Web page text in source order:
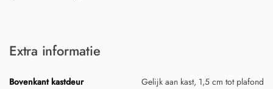
Extra informatie
Bovenkant kastdeur Gelijk aan kast, 1,5 cm tot plafond